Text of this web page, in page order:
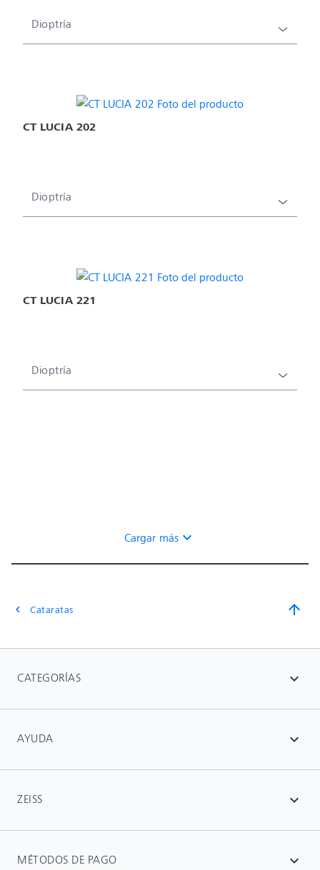
Dioptría
CT LUCIA 202
Dioptría
CT LUCIA 221
Dioptría
Cargar másexpand_more
chevron_left Cataratas arrow_upward
CATEGORÍAS expand_more
AYUDA expand_more
ZEISS expand_more
MÉTODOS DE PAGO expand_more